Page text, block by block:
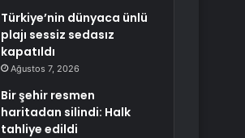
Türkiye’nin dünyaca ünlü
plajı sessiz sedasız
kapatıldı
Ağustos 7, 2026
Bir şehir resmen
haritadan silindi: Halk
tahliye edildi